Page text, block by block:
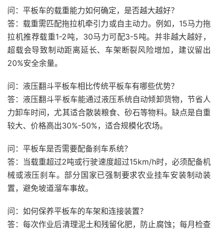
问：平板车的载重能力如何确定，是否越大越好？
答：载重需匹配拖拉机牵引力或自主动力。例如，15马力拖
拉机推荐载重1-2吨，30马力可配3-5吨。并非越大越好，
超载会导致制动距离延长、车架断裂风险增加，建议留出
20%安全余量。
问：液压翻斗平板车相比传统平板车有哪些优势？
答：液压翻斗平板车能通过液压系统自动倾卸货物，节省人
力卸车时间，尤其适合散装粮食、砂石等物料。缺点是自重
较大、价格高出30%-50%，适合规模化农场。
问：平板车是否需要配备刹车系统？
答：当载重超过2吨或行驶速度超过15km/h时，必须配备机
械或液压刹车。部分国家已强制要求农业挂车安装制动装
置，避免坡道溜车事故。
问：如何保养平板车的车架和连接装置？
答：每次作业后清理泥土和残留化肥，防止腐蚀；每月检查